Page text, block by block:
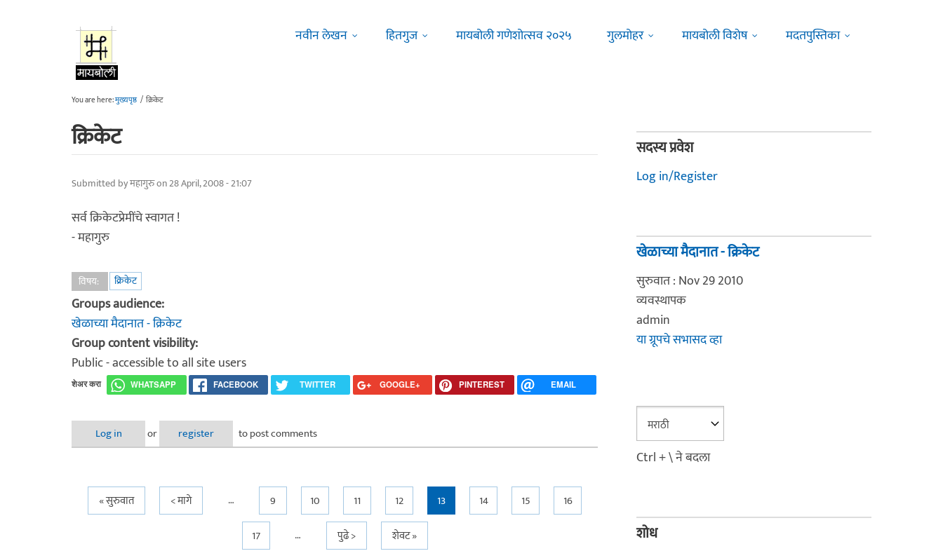
नवीन लेखन
हितगुज मायबोली गणेशोत्सव २०२५ गुलमोहर मायबोली विशेष मदतपुस्तिका
You are here:मुख्यपृष्ठ / क्रिकेट
क्रिकेट
Submitted byमहागुरुon 28 April, 2008 - 21:07
सर्व क्रिकेटप्रेमींचे स्वागत !
- महागुरु
विषय: क्रिकेट
Groups audience:
खेळाच्या मैदानात - क्रिकेट
Group content visibility:
Public - accessible to all site users
शेअर करा WHATSAPP FACEBOOK TWITTER GOOGLE+ PINTEREST EMAIL
Log in or register to post comments
Pages
« सुरुवात < मागे … 9 10 11 12 13 14 15
16
17
… पुढे > शेवट »
सदस्य प्रवेश
Log in/Register
खेळाच्या मैदानात - क्रिकेट
सुरुवात : Nov 29 2010
व्यवस्थापक
admin
या ग्रूपचे सभासद व्हा
Ctrl + \ ने बदला
शोध